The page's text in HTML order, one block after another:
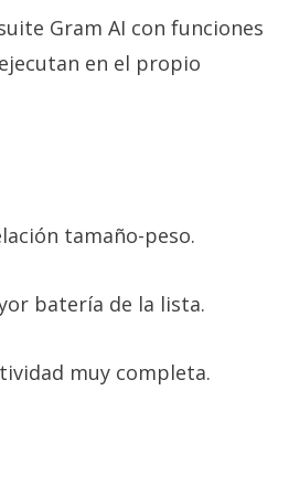
Gram AI con funciones
en el propio
tamaño-peso.
batería de la lista.
muy completa.